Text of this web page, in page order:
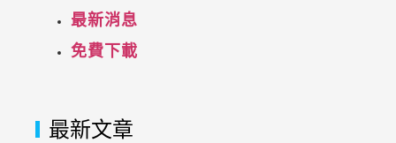
最新消息
免費下載
最新文章